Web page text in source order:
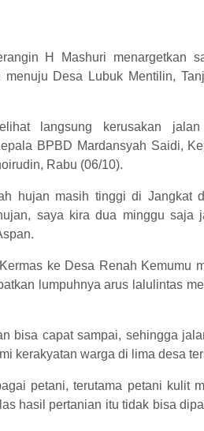
H Mashuri menargetkan
Desa Lubuk Mentilin,
langsung kerusakan
BPBD Mardansyah Saidi,
Rabu (06/10).
hujan masih tinggi di Jangkat
saya kira dua minggu saja
ke Desa Renah Kemumu
lumpuhnya arus lalulintas
bisa capat sampai, sehingga
kerakyatan warga di lima desa
petani, terutama petani kulit
hasil pertanian itu tidak bisa